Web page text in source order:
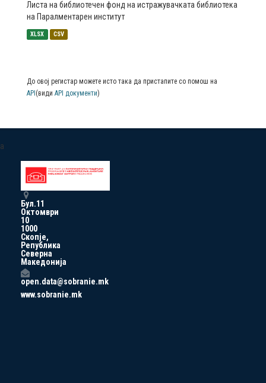
Листа на библиотечен фонд на истражувачката библиотека
на Паралментарен институт
XLSX CSV
До овој регистар можете исто така да пристапите со помош на
API (види API документи)
a
Бул.11
Октомври
10
1000
Скопје,
Република
Северна
Македонија
open.data@sobranie.mk
www.sobranie.mk